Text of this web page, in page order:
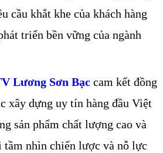
cầu khắt khe của khách hàng
triển bền vững của ngành
Lương Sơn Bạc cam kết đồng
xây dựng uy tín hàng đầu Việt
sản phẩm chất lượng cao và
nhìn chiến lược và nỗ lực